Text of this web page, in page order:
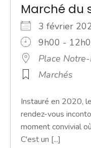
Marché du
3 février
9h00 -
Place
Marchés
Instauré en 2020,
rendez-vous
moment convivial
C'est un [...]